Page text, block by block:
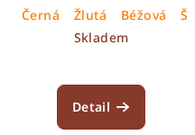
Černá
Žlutá Béžová
Skladem
Detail